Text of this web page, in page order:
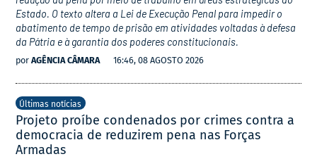
Estado. O texto altera a Lei de Execução Penal para impedir o
abatimento de tempo de prisão em atividades voltadas à defesa
da Pátria e à garantia dos poderes constitucionais.
por AGÊNCIA CÂMARA 16:46, 08 AGOSTO 2026
Últimas notícias
Projeto proíbe condenados por crimes contra a
democracia de reduzirem pena nas Forças
Armadas